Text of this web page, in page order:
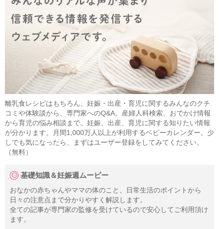
離乳食レシピはもちろん、妊娠・出産・育児に関するみんなのクチ
コミや体験談から、専門家へのQ&A。産婦人科検索、おでかけ情報
から育児の悩み相談まで。妊娠、出産、育児に関する知りたい情報
が分かります。月間1,000万人以上が利用するベビーカレンダー。少
しでも気になったら、まずはユーザー登録をしてみてください。
（無料）
基礎知識＆妊娠週ムービー
おなかの赤ちゃんやママの体のこと、日常生活のポイントから
日々の注意点まで分かりやすく解説します。
全ての記事が専門家の監修を受けているので安心してご利用頂け
ます。